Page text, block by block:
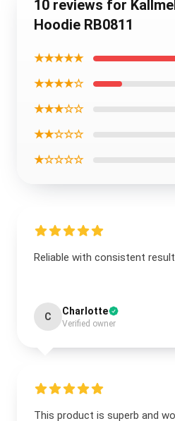
10 reviews for
Hoodie RB0811
★★★★★
★★★★☆
★★★☆☆
★★☆☆☆
★☆☆☆☆
Reliable with consistent
C Charlotte
Verified owner
This product is superb and